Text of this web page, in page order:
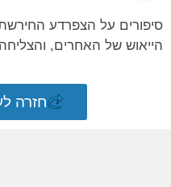
סיפורים על הצפרדע
הייאוש של האחרים,
חזרה